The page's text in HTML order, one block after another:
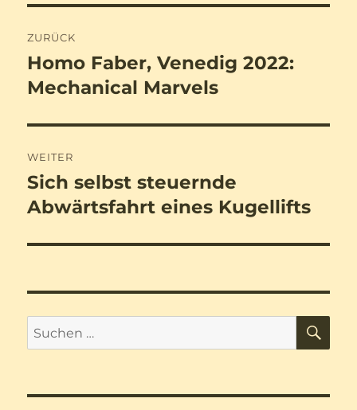
ZURÜCK
Vorheriger
Beitrag:
Homo Faber, Venedig 2022:
Mechanical Marvels
WEITER
Nächster
Beitrag:
Sich selbst steuernde
Abwärtsfahrt eines Kugellifts
Suchen
nach: